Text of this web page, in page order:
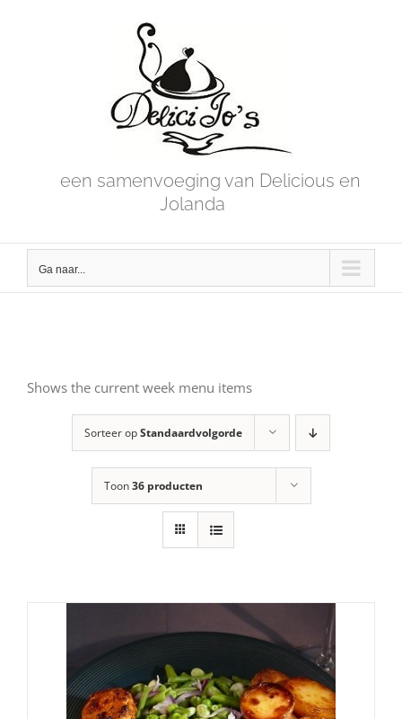
een samenvoeging van Delicious en
Jolanda
Ga naar...
Shows the current week menu items
Sorteer opStandaardvolgorde
Toon36 producten